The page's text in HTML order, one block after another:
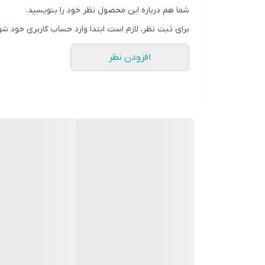
شما هم درباره این محصول نظر خود را بنویسید.
برای ثبت نظر، لازم است ابتدا وارد حساب کاربری خود
افزودن نظر